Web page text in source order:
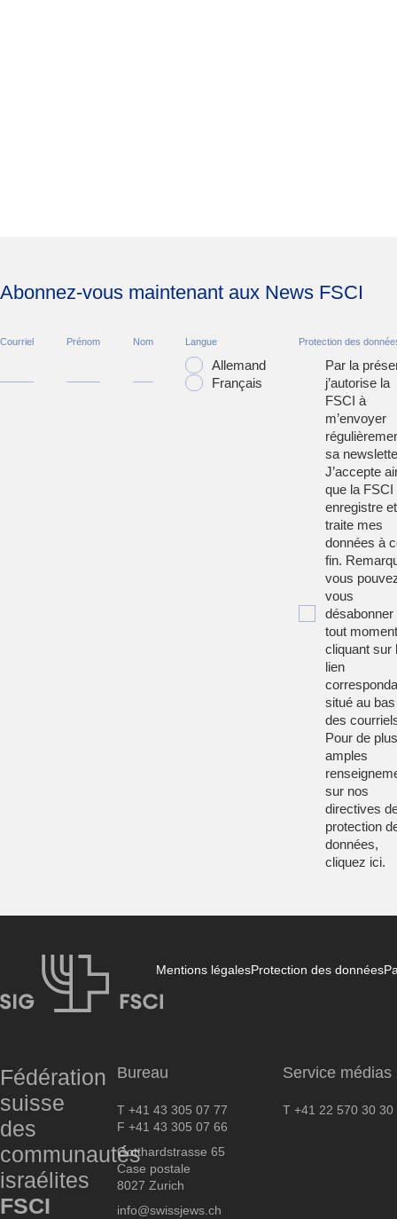
Abonnez-vous maintenant aux News FSCI
Courriel Prénom Nom Langue
Allemand
Français
Protection des
Par la
j’autorise la
FSCI à
m’envoyer
sa
J’accepte
que la FSCI
enregistre et
traite mes
données à
fin.
vous
vous
désabonner
tout
cliquant sur
lien
situé au bas
des
Pour de plus
amples
sur nos
directives
protection
données,
cliquez ici.
Mentions légalesProtection des données
Fédération
suisse
des
communautés
israélites
FSCI
Bureau
T +41 43 305 07 77
F +41 43 305 07 66
Gotthardstrasse 65
Case postale
8027 Zurich
info@swissjews.ch
Service médias
T +41 22 570 30 30